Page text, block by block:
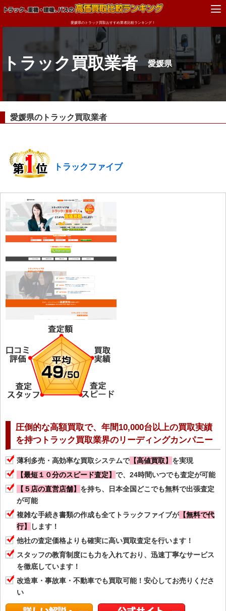
愛媛県のトラック買取おすすめ業者比較ランキング！
トラック買取業者 愛媛県
愛媛県のトラック買取業者
トラックファイブ
圧倒的な高額買取で、年間10,000台以上の買取実績
を持つトラック買取業界のリーディングカンパニー
薄利多売・高効率な買取システムで 【高値買取】 を実現
【最短１０分のスピード査定】 で、24時間いつでも査定が可能
【５店の直営店舗】 を持ち、日本全国どこでも無料で出張査定
が可能
複雑な手続き書類の作成も全てトラックファイブが 【無料で代
行】
します！
他社の査定価格よりも確実に高い買取査定を行います！
スタッフの教育制度にも力を入れており、迅速丁寧なサービス
を徹底しています！
改造車・事故車・不動車でも買取可能！安心してお売りくださ
い